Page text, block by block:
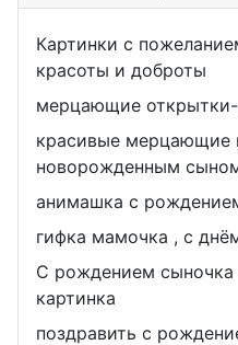
Картинки с
красоты и доброты
мерцающие
красивые мерцающие
новорожденным
анимашка с
гифка мамочка , с
С рождением сыночка
картинка
поздравить с